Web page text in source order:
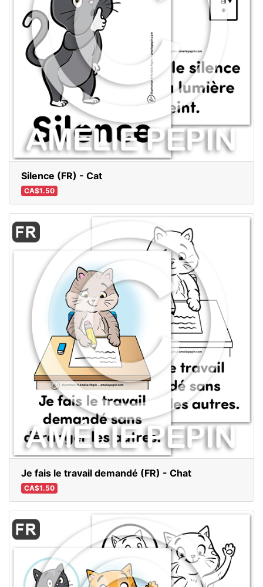
Silence (FR) - Cat
CA$1.50
Je fais le travail demandé (FR) - Chat
CA$1.50